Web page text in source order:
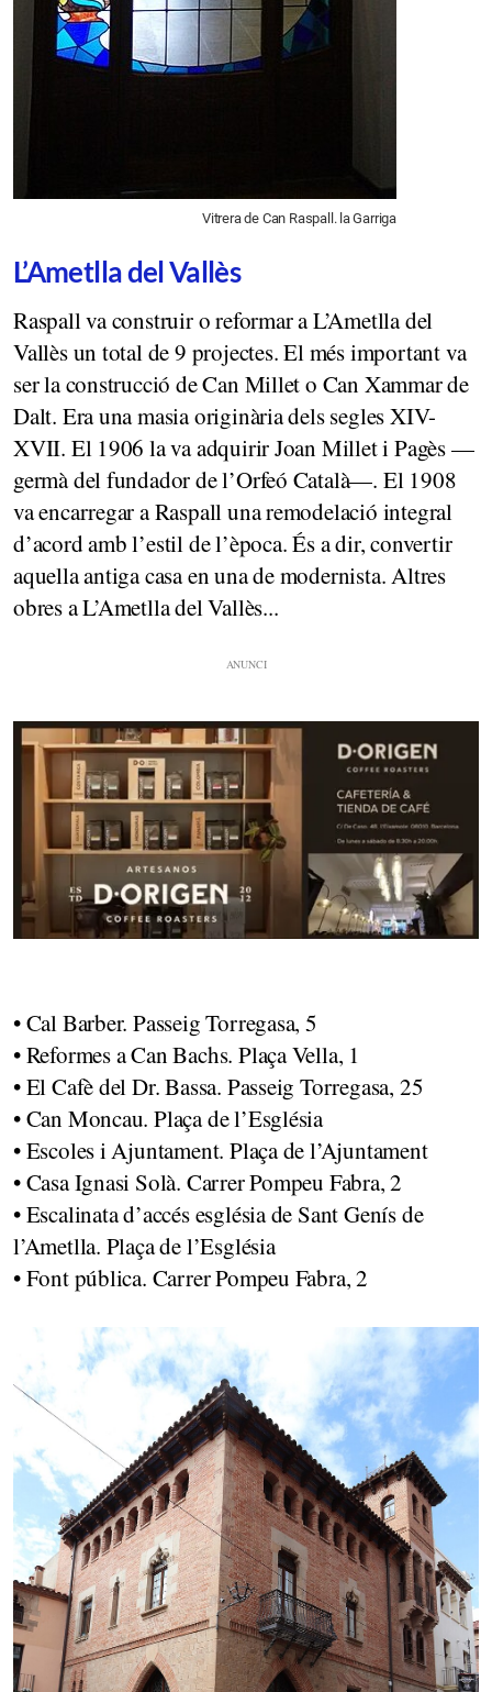
Vitrera de Can Raspall. la Garriga
L’Ametlla del Vallès
Raspall va construir o reformar a L’Ametlla del
Vallès un total de 9 projectes. El més important va
ser la construcció de Can Millet o Can Xammar de
Dalt. Era una masia originària dels segles XIV-
XVII. El 1906 la va adquirir Joan Millet i Pagès —
germà del fundador de l’Orfeó Català—. El 1908
va encarregar a Raspall una remodelació integral
d’acord amb l’estil de l’època. És a dir, convertir
aquella antiga casa en una de modernista. Altres
obres a L’Ametlla del Vallès...
• Cal Barber. Passeig Torregasa, 5
• Reformes a Can Bachs. Plaça Vella, 1
• El Cafè del Dr. Bassa. Passeig Torregasa, 25
• Can Moncau. Plaça de l’Església
• Escoles i Ajuntament. Plaça de l’Ajuntament
• Casa Ignasi Solà. Carrer Pompeu Fabra, 2
• Escalinata d’accés església de Sant Genís de
l’Ametlla. Plaça de l’Església
• Font pública. Carrer Pompeu Fabra, 2